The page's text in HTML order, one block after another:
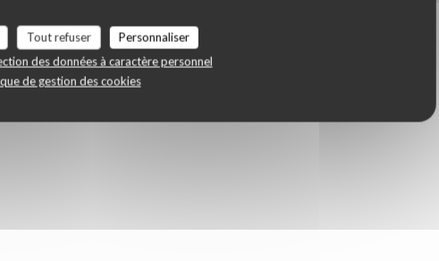
Tout refuser
Personnaliser
des données à caractère personnel
de gestion des cookies